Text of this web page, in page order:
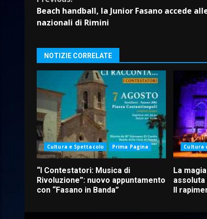
Reading
Beach handball, la Junior Fasano accede
nazionali di Rimini
NOTIZIE CORRELATE
Cultura e Spettacolo Prima Pagina
“I Contestatori: Musica di
Rivoluzione”: nuovo appuntamento
con “Fasano in Banda”
Cultura
La
assoluta
Il